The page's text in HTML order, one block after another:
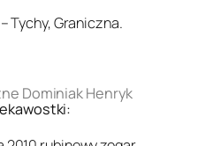
Tychy, Graniczna.
Dominiak Henryk